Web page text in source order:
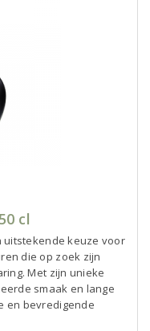
cl
uitstekende keuze voor
die op zoek zijn
Met zijn unieke
smaak en lange
en bevredigende